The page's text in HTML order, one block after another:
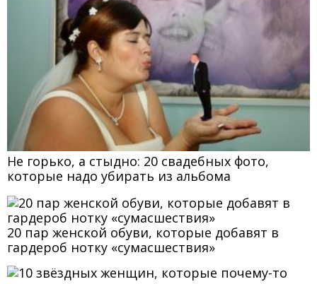
Не горько, а стыдно: 20 свадебных фото,
которые надо убирать из альбома
20 пар женской обуви, которые добавят в
гардероб нотку «сумасшествия»